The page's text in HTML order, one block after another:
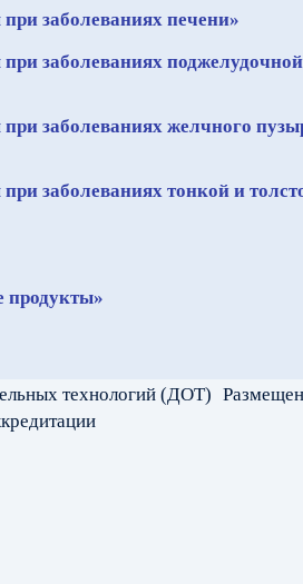
заболеваниях печени»
заболеваниях поджелудочной
заболеваниях желчного
заболеваниях тонкой и
продукты»
технологий (ДОТ)